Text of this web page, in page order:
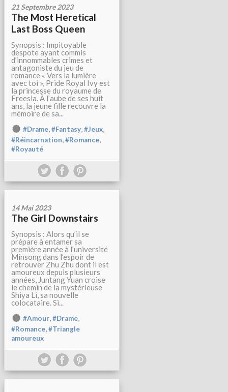
21 Septembre 2023
The Most Heretical
Last Boss Queen
Synopsis : Impitoyable
despote ayant commis
d’innommables crimes et
antagoniste du jeu de
romance « Vers la lumière
avec toi », Pride Royal Ivy est
la princesse du royaume de
Freesia. À l’aube de ses huit
ans, la jeune fille recouvre la
mémoire de sa...
#Drame,#Fantasy,#Jeux,
#Réincarnation,#Romance,
#Royauté
14 Mai 2023
The Girl Downstairs
Synopsis : Alors qu’il se
prépare à entamer sa
première année à l’université
Minsong dans l’espoir de
retrouver Zhu Zhu dont il est
amoureux depuis plusieurs
années, Juntang Yuan croise
le chemin de la mystérieuse
Shiya Li, sa nouvelle
colocataire. Si...
#Amour,#Drame,
#Romance,#Triangle
amoureux